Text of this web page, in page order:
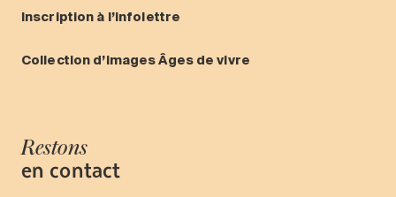
Inscription à l’infolettre
Collection d’images Âges de vivre
Restons
en contact